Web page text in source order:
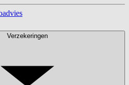
Verzekeringen